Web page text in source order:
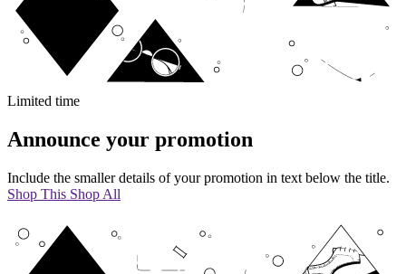
Limited time
Announce your promotion
Include the smaller details of your promotion in text below the title.
Shop This Shop All